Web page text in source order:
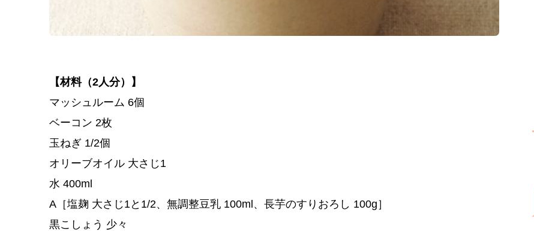
【材料（2人分）】
マッシュルーム 6個
ベーコン 2枚
玉ねぎ 1/2個
オリーブオイル 大さじ1
水 400ml
A［塩麹 大さじ1と1/2、無調整豆乳 100ml、長芋のすりおろし 100g］
黒こしょう 少々